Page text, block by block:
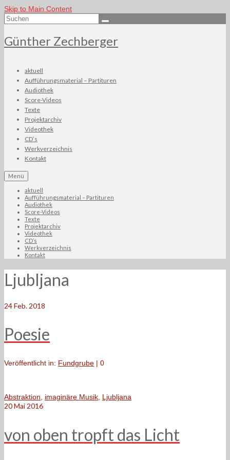
Skip to Main Content
Suchen
nach:
Günther Zechberger
aktuell
Aufführungsmaterial – Partituren
Audiothek
Score-Videos
Texte
Projektarchiv
Videothek
CD’s
Werkverzeichnis
Kontakt
Menü
aktuell
Aufführungsmaterial – Partituren
Audiothek
Score-Videos
Texte
Projektarchiv
Videothek
CD’s
Werkverzeichnis
Kontakt
Ljubljana
24Feb. 2018
Poesie
Veröffentlicht in: Fundgrube | 0
Abstraktion imaginäre Musik Ljubljana
20Mai 2016
von oben tropft das Licht